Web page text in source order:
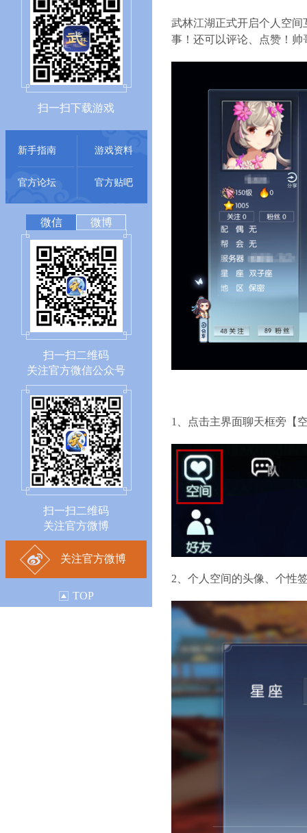
扫一扫下载游戏
新手指南 游戏资料
官方论坛 官方贴吧
微信 微博
扫一扫二维码
关注官方微信公众号
扫一扫二维码
关注官方微博
关注官方微博
TOP
武林江湖正式开启个人空
事！还可以评论、点赞！帅
1、点击主界面聊天框旁【
2、个人空间的头像、个性